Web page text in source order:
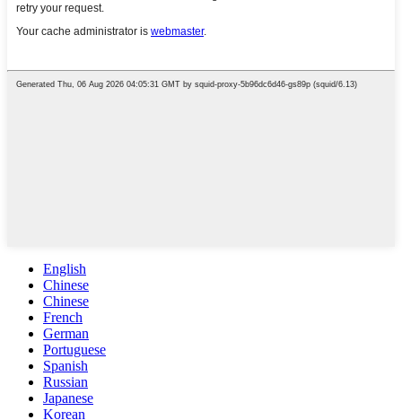
English
Chinese
Chinese
French
German
Portuguese
Spanish
Russian
Japanese
Korean